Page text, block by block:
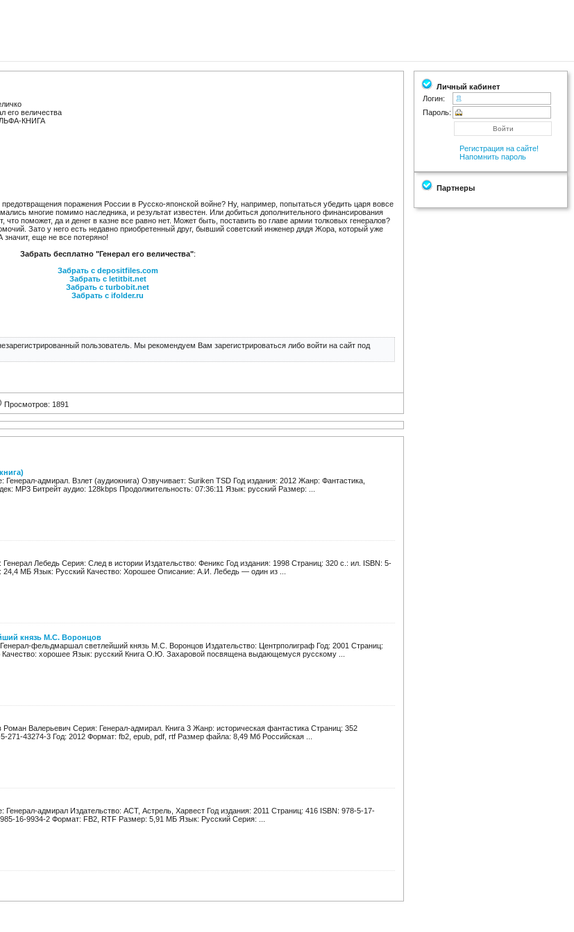
его величества
КНИГА
поражения России в Русско-японской войне? Ну, например, попытаться убедить царя вовсе
многие помимо наследника, и результат известен. Или добиться дополнительного финансирования
поможет, да и денег в казне все равно нет. Может быть, поставить во главе армии толковых генералов?
Зато у него есть недавно приобретенный друг, бывший советский инженер дядя Жора, который уже
значит, еще не все потеряно!
Забрать бесплатно "Генерал его величества":
Забрать с depositfiles.com
Забрать с letitbit.net
Забрать с turbobit.net
Забрать с ifolder.ru
пользователь. Мы рекомендуем Вам зарегистрироваться либо войти на сайт под
Просмотров: 1891
Генерал-адмирал. Взлет (аудиокнига) Озвучивает: Suriken TSD Год издания: 2012 Жанр: Фантастика,
MP3 Битрейт аудио: 128kbps Продолжительность: 07:36:11 Язык: русский Размер: ...
Лебедь Серия: След в истории Издательство: Феникс Год издания: 1998 Страниц: 320 с.: ил. ISBN: 5-
МБ Язык: Русский Качество: Хорошее Описание: А.И. Лебедь — один из ...
князь М.С. Воронцов
фельдмаршал светлейший князь М.С. Воронцов Издательство: Центрполиграф Год: 2001 Страниц:
хорошее Язык: русский Книга О.Ю. Захаровой посвящена выдающемуся русскому ...
Роман Валерьевич Серия: Генерал-адмирал. Книга 3 Жанр: историческая фантастика Страниц: 352
271-43274-3 Год: 2012 Формат: fb2, epub, pdf, rtf Размер файла: 8,49 Мб Российская ...
Генерал-адмирал Издательство: АСТ, Астрель, Харвест Год издания: 2011 Страниц: 416 ISBN: 978-5-17-
16-9934-2 Формат: FB2, RTF Размер: 5,91 МБ Язык: Русский Серия: ...
Личный кабинет
Логин:
Пароль:
Регистрация на сайте!
Напомнить пароль
Партнеры